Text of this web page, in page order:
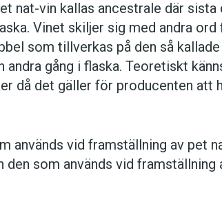
nat-vin kallas ancestrale där sista
Vinet skiljer sig med andra ord
som tillverkas på den så
andra gång i flaska. Teoretiskt
då det gäller för producenten att
används vid framställning av pet
den som används vid framställning